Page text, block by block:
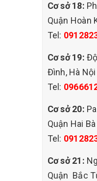
Cơ sở 18:
Quận Hoàn
Tel:
Cơ sở 19:
Đình, Hà Nội
Tel:
Cơ sở 20:
Quận Hai
Tel:
Cơ sở 21:
Quận Bắc